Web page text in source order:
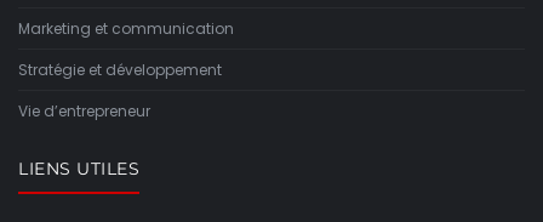
Marketing et communication
Stratégie et développement
Vie d’entrepreneur
LIENS UTILES